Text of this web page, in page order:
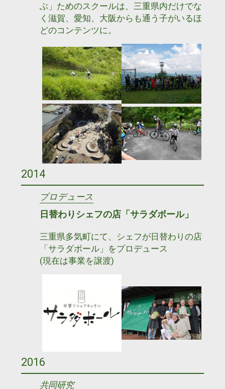
ぶ」ためのスクールは、三重県内だけでな
く滋賀、愛知、大阪からも通う子がいるほ
どのコンテンツに。
2014
プロデュース
日替わりシェフの店「サラダボール」
三重県多気町にて、シェフが日替わりの店
「サラダボール」をプロデュース
(現在は事業を譲渡)
2016
共同研究